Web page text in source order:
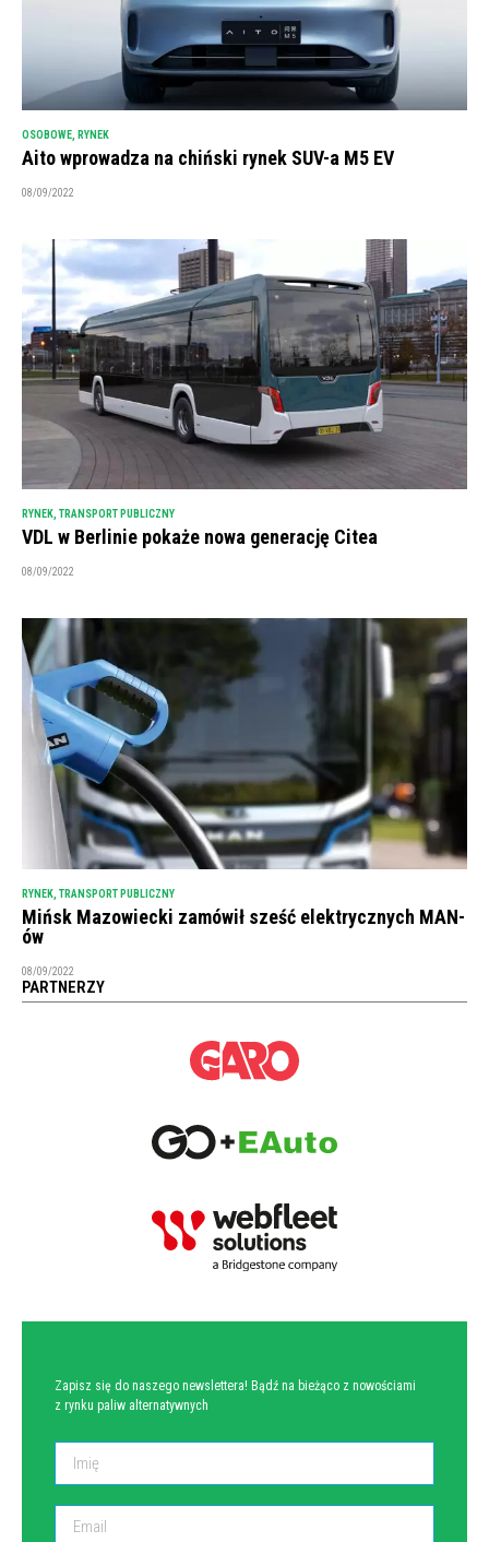
OSOBOWE RYNEK
Aito wprowadza na chiński rynek SUV-a M5 EV
08/09/2022
RYNEK TRANSPORT PUBLICZNY
VDL w Berlinie pokaże nowa generację Citea
08/09/2022
RYNEK TRANSPORT PUBLICZNY
Mińsk Mazowiecki zamówił sześć elektrycznych MAN-
ów
08/09/2022
PARTNERZY
Zapisz się do naszego newslettera! Bądź na bieżąco z nowościami
z rynku paliw alternatywnych